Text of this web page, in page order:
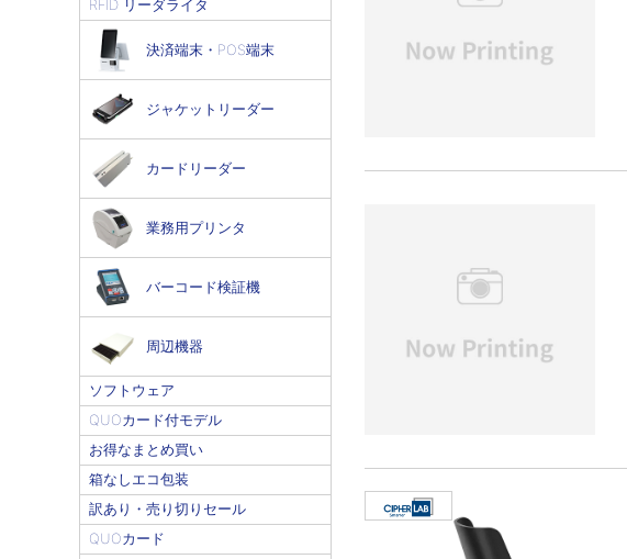
RFID リーダライタ
決済端末・POS端末
ジャケットリーダー
カードリーダー
業務用プリンタ
バーコード検証機
周辺機器
ソフトウェア
QUOカード付モデル
お得なまとめ買い
箱なしエコ包装
訳あり・売り切りセール
QUOカード